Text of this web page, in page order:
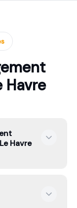
Havre
Havre
ou un
de